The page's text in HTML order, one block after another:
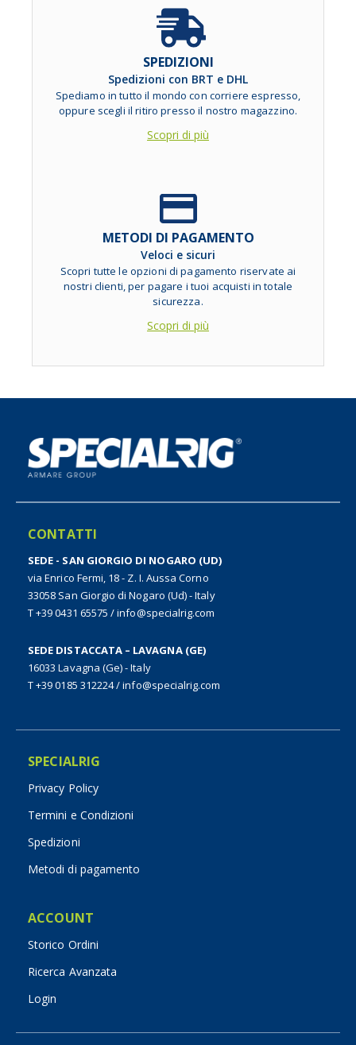
SPEDIZIONI
Spedizioni con BRT e DHL
Spediamo in tutto il mondo con corriere espresso,
oppure scegli il ritiro presso il nostro magazzino.
Scopri di più
METODI DI PAGAMENTO
Veloci e sicuri
Scopri tutte le opzioni di pagamento riservate ai
nostri clienti, per pagare i tuoi acquisti in totale
sicurezza.
Scopri di più
CONTATTI
SEDE - SAN GIORGIO DI NOGARO (UD)
via Enrico Fermi, 18 - Z. I. Aussa Corno
33058 San Giorgio di Nogaro (Ud) - Italy
T +39 0431 65575 /info@specialrig.com
SEDE DISTACCATA – LAVAGNA (GE)
16033 Lavagna (Ge) - Italy
T +39 0185 312224/info@specialrig.com
SPECIALRIG
Privacy Policy
Termini e Condizioni
Spedizioni
Metodi di pagamento
ACCOUNT
Storico Ordini
Ricerca Avanzata
Login